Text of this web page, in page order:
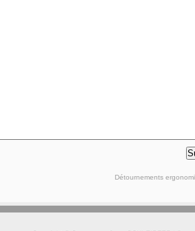
Détournements